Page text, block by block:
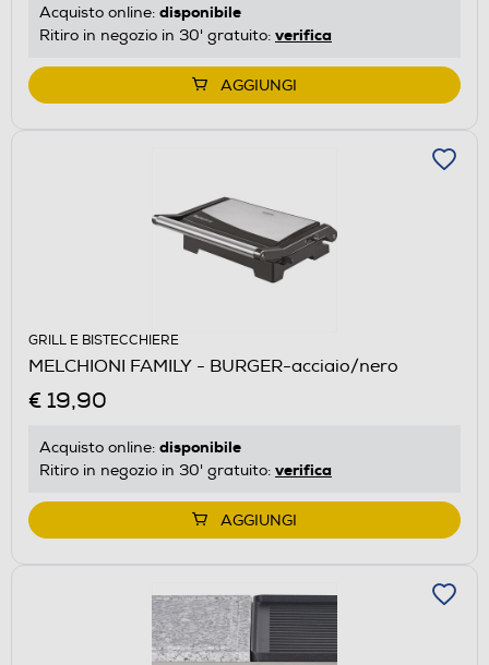
Acquisto online: disponibile
Ritiro in negozio in 30' gratuito: verifica
AGGIUNGI
GRILL E BISTECCHIERE
MELCHIONI FAMILY - BURGER-acciaio/nero
€ 19,90
Acquisto online: disponibile
Ritiro in negozio in 30' gratuito: verifica
AGGIUNGI